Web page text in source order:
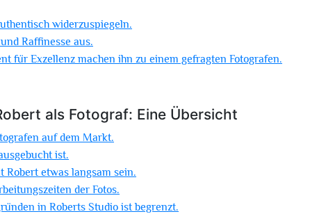
widerzuspiegeln.
Raffinesse aus.
für Exzellenz machen ihn zu einem gefragten Fotografen.
als Fotograf: Eine Übersicht
auf dem Markt.
ist.
etwas langsam sein.
der Fotos.
in Roberts Studio ist begrenzt.